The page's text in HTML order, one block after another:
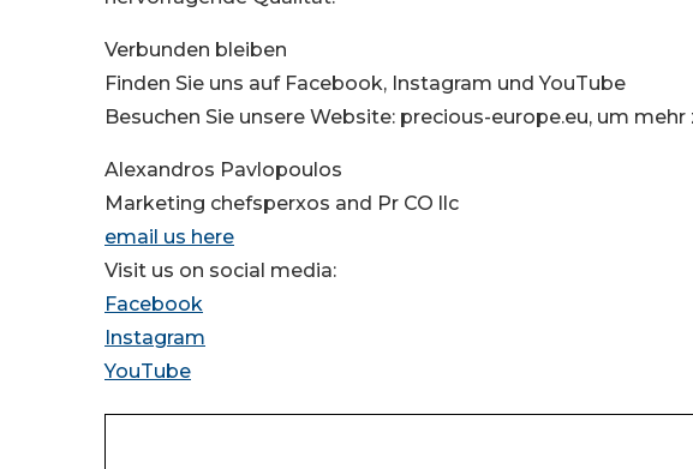
Verbunden bleiben
Finden Sie uns auf Facebook, Instagram und YouTube
Besuchen Sie unsere Website: precious-europe.eu, um mehr
Alexandros Pavlopoulos
Marketing chefsperxos and Pr CO llc
email us here
Visit us on social media:
Facebook
Instagram
YouTube